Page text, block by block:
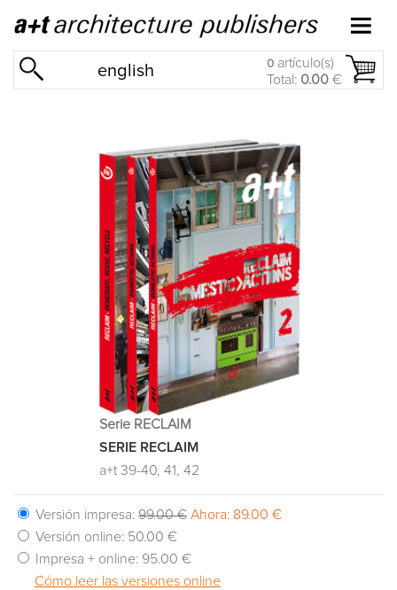
english 0 artículo(s)
Total: 0.00 €
Serie RECLAIM
SERIE RECLAIM
a+t 39-40, 41, 42
Versión impresa: 99.00 € Ahora: 89.00 €
Versión online: 50.00 €
Impresa + online: 95.00 €
Cómo leer las versiones online